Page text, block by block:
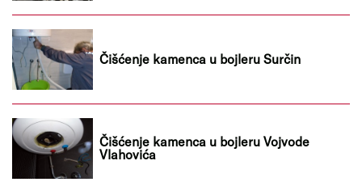
Čišćenje kamenca u bojleru Surčin
Čišćenje kamenca u bojleru Vojvode
Vlahovića